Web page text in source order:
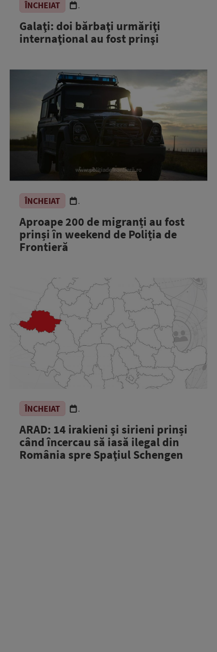
ÎNCHEIAT .
Galaţi: doi bărbaţi urmăriţi
internaţional au fost prinşi
ÎNCHEIAT .
Aproape 200 de migranți au fost
prinși în weekend de Poliția de
Frontieră
ÎNCHEIAT .
ARAD: 14 irakieni şi sirieni prinși
când încercau să iasă ilegal din
România spre Spaţiul Schengen